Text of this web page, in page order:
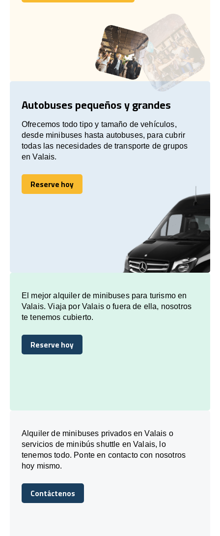
Autobuses pequeños y grandes
Ofrecemos todo tipo y tamaño de vehículos,
desde minibuses hasta autobuses, para cubrir
todas las necesidades de transporte de grupos
en Valais.
Reserve hoy
Reserve hoy
El mejor alquiler de minibuses para turismo en
Valais. Viaja por Valais o fuera de ella, nosotros
te tenemos cubierto.
Reserve hoy
Reserve hoy
Alquiler de minibuses privados en Valais o
servicios de minibús shuttle en Valais, lo
tenemos todo. Ponte en contacto con nosotros
hoy mismo.
Contáctenos
Contáctenos